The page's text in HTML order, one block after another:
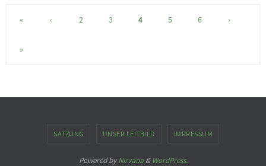
« ‹ 2 3 4 5 6 ›
»
SATZUNG UNSER LEITBILD IMPRESSUM
Powered byNirvana& WordPress.